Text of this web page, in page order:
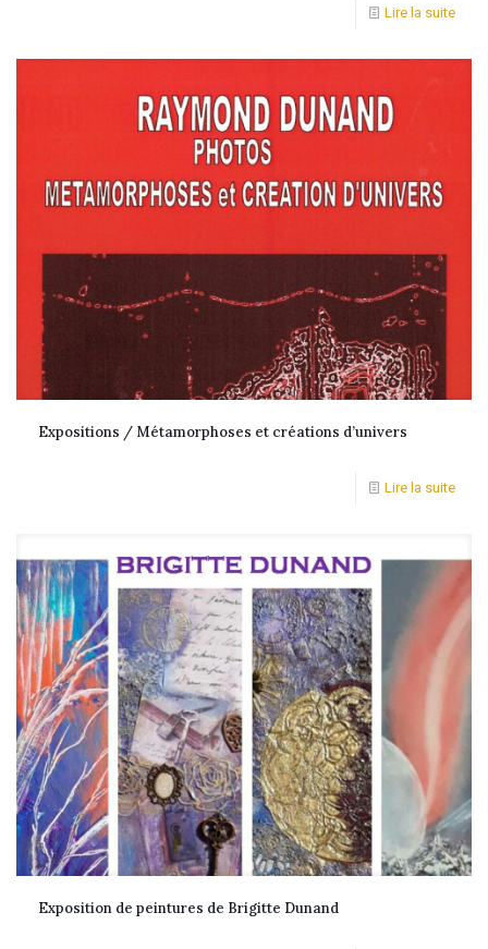
Lire la suite
Expositions / Métamorphoses et créations d’univers
Lire la suite
Exposition de peintures de Brigitte Dunand